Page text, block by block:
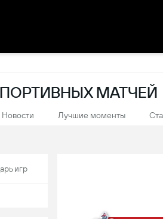
МАТЧЕЙ
Новости Лучшие моменты
игр